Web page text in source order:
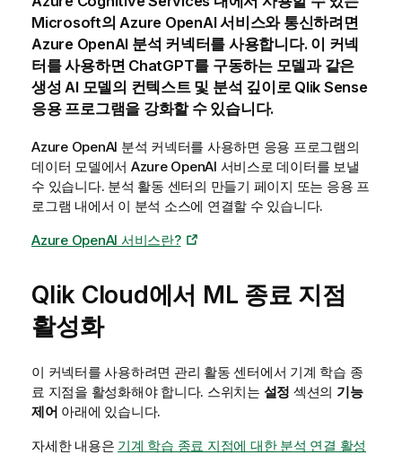
Microsoft의Azure OpenAI서비스와 통신하려면
Azure OpenAI 분석 커넥터를 사용합니다. 이 커넥
터를 사용하면 ChatGPT를 구동하는 모델과 같은
생성 AI 모델의 컨텍스트 및 분석 깊이로 Qlik Sense
응용 프로그램을 강화할 수 있습니다.
Azure OpenAI 분석 커넥터를 사용하면 응용 프로그램의
데이터 모델에서 Azure OpenAI 서비스로 데이터를 보낼
수 있습니다. 분석 활동 센터의 만들기 페이지 또는 응용 프
로그램 내에서 이 분석 소스에 연결할 수 있습니다.
Azure OpenAI 서비스란?
Qlik Cloud에서 ML 종료 지점
활성화
이 커넥터를 사용하려면 관리 활동 센터에서 기계 학습 종
료 지점을 활성화해야 합니다. 스위치는 설정 섹션의 기능
제어 아래에 있습니다.
자세한 내용은 기계 학습 종료 지점에 대한 분석 연결 활성